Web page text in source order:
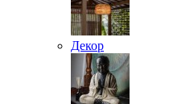
Декор